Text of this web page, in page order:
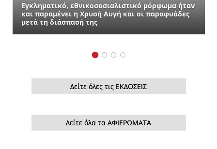
Εγκληματικό, εθνικοσοσιαλιστικό μόρφωμα ήταν
και παραμένει η Χρυσή Αυγή και οι παραφυάδες
μετά τη διάσπασή της
Δείτε όλες τις ΕΚΔΟΣΕΙΣ
Δείτε όλα τα ΑΦΙΕΡΩΜΑΤΑ